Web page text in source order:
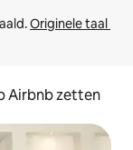
Originele taal
Airbnb zetten